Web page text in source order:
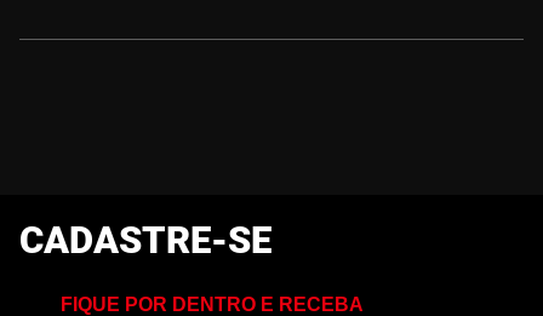
CADASTRE-SE
FIQUE POR DENTRO E RECEBA